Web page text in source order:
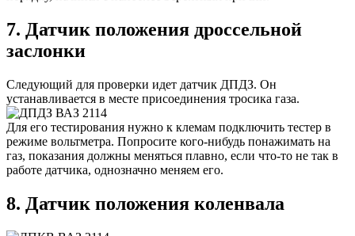
7. Датчик положения дроссельной
заслонки
Следующий для проверки идет датчик ДПДЗ. Он
устанавливается в месте присоединения тросика газа.
Для его тестирования нужно к клемам подключить тестер в
режиме вольтметра. Попросите кого-нибудь понажимать на
газ, показания должны меняться плавно, если что-то не так в
работе датчика, однозначно меняем его.
8. Датчик положения коленвала